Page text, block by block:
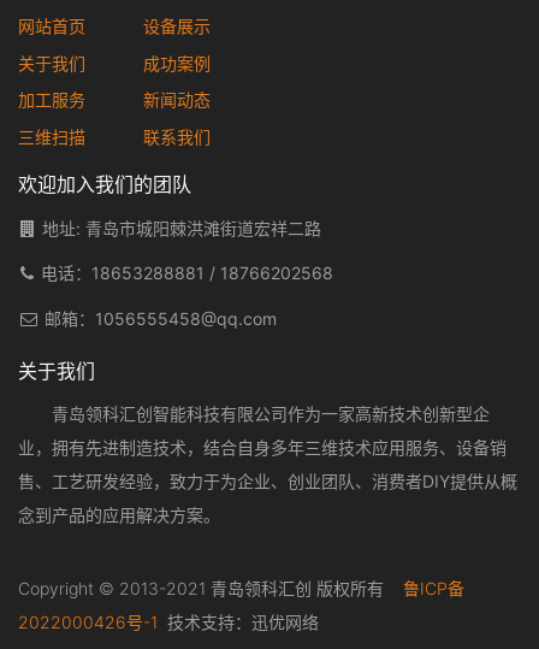
网站首页
关于我们
加工服务
三维扫描
设备展示
成功案例
新闻动态
联系我们
欢迎加入我们的团队
地址: 青岛市城阳棘洪滩街道宏祥二路
电话： 18653288881 / 18766202568
邮箱： 1056555458@qq.com
关于我们
青岛领科汇创智能科技有限公司作为一家高新技术创新型企
业，拥有先进制造技术，结合自身多年三维技术应用服务、设备销
售、工艺研发经验，致力于为企业、创业团队、消费者DIY提供从概
念到产品的应用解决方案。
Copyright © 2013-2021 青岛领科汇创 版权所有 鲁ICP备
2022000426号-1 技术支持： 迅优网络